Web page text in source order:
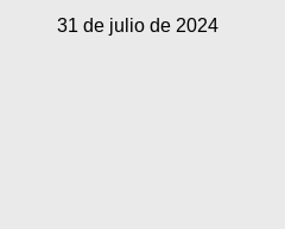
31 de julio de 2024